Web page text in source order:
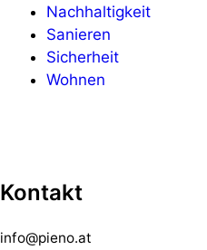
Nachhaltigkeit
Sanieren
Sicherheit
Wohnen
Kontakt
info@pieno.at